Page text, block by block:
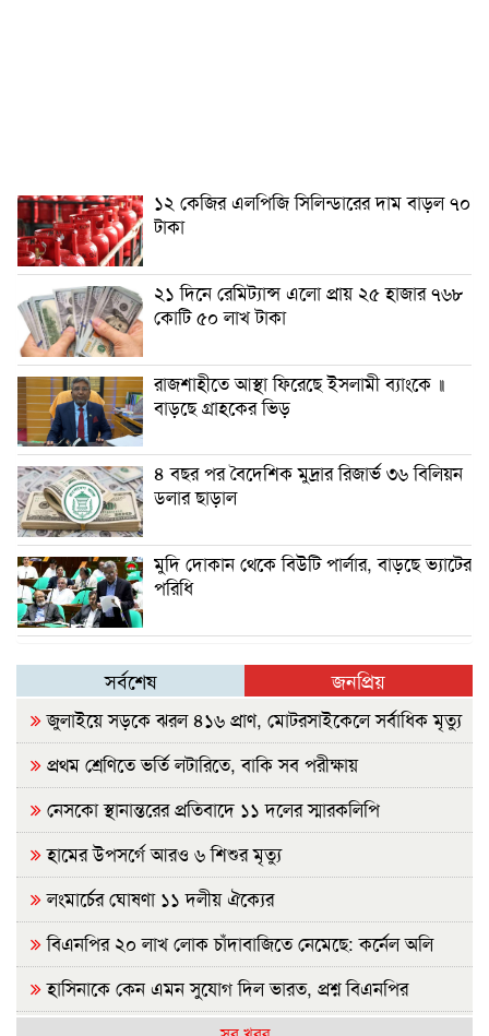
১২ কেজির এলপিজি সিলিন্ডারের দাম বাড়ল ৭০
টাকা
২১ দিনে রেমিট্যান্স এলো প্রায় ২৫ হাজার ৭৬৮
কোটি ৫০ লাখ টাকা
রাজশাহীতে আস্থা ফিরেছে ইসলামী ব্যাংকে ॥
বাড়ছে গ্রাহকের ভিড়
৪ বছর পর বৈদেশিক মুদ্রার রিজার্ভ ৩৬ বিলিয়ন
ডলার ছাড়াল
মুদি দোকান থেকে বিউটি পার্লার, বাড়ছে ভ্যাটের
পরিধি
সর্বশেষ জনপ্রিয়
জুলাইয়ে সড়কে ঝরল ৪১৬ প্রাণ, মোটরসাইকেলে সর্বাধিক মৃত্যু
প্রথম শ্রেণিতে ভর্তি লটারিতে, বাকি সব পরীক্ষায়
নেসকো স্থানান্তরের প্রতিবাদে ১১ দলের স্মারকলিপি
হামের উপসর্গে আরও ৬ শিশুর মৃত্যু
লংমার্চের ঘোষণা ১১ দলীয় ঐক্যের
বিএনপির ২০ লাখ লোক চাঁদাবাজিতে নেমেছে: কর্নেল অলি
হাসিনাকে কেন এমন সুযোগ দিল ভারত, প্রশ্ন বিএনপির